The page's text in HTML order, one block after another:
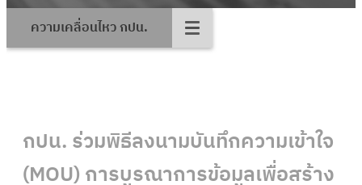
ความเคลื่อนไหว กปน.
กปน. ร่วมพิธีลงนามบันทึกความเข้าใจ
(MOU) การบูรณาการข้อมูลเพื่อสร้าง